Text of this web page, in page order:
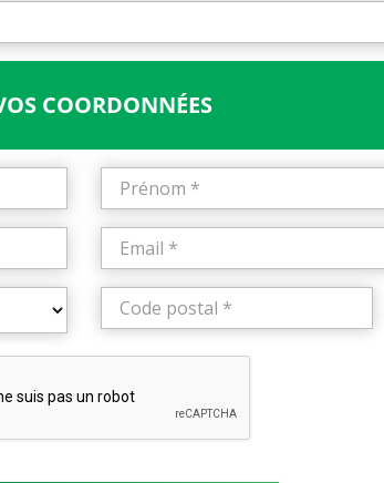
COORDONNÉES